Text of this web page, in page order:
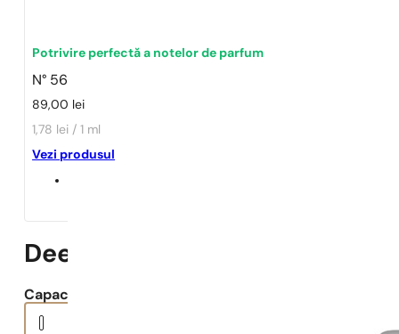
Potrivire perfectă a notelor de parfum
N° 56
89,00 lei
1,78 lei / 1 ml
Vezi produsul
Deep Red
Capacitate: